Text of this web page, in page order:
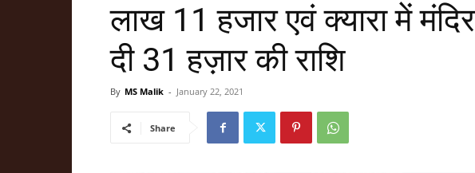
लाख 11 हजार एवं क्यारा में
दी 31 हज़ार की राशि
By MS Malik - January 22, 2021
Share